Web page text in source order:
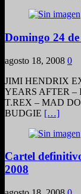
Domingo 24
agosto 18, 2008 0
JIMI HENDRIX
YEARS AFTER –
T.REX – MAD
BUDGIE […]
Cartel
2008